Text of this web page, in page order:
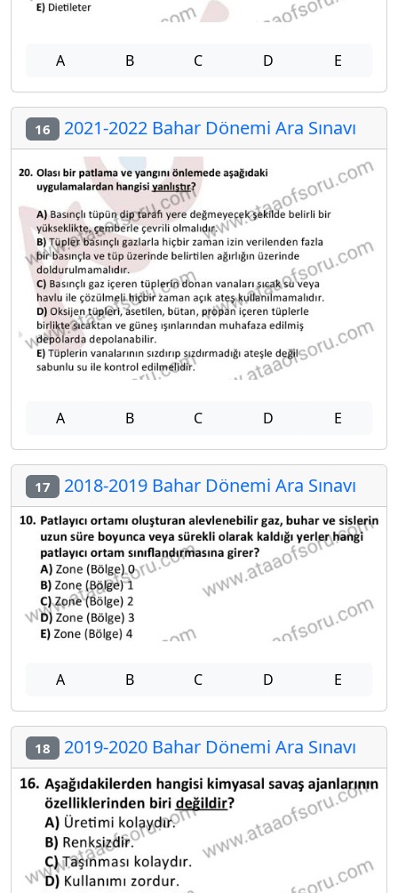
A B C D E
16 2021-2022 Bahar Dönemi Ara Sınavı
A B C D E
17 2018-2019 Bahar Dönemi Ara Sınavı
A B C D E
18 2019-2020 Bahar Dönemi Ara Sınavı